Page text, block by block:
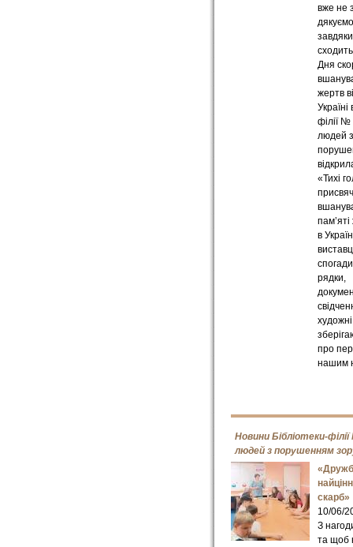
вже не
Дня
жертв
Україні
філії
людей з
«Тихі
в
рядки,
про
нашим
Новини Бібліотеки-
людей з порушенням
скарб»
10/06/
З
та щоб